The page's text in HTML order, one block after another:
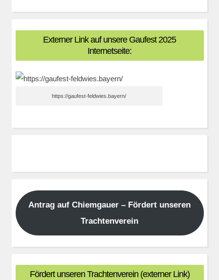
Externer Link auf unsere Gaufest 2025
Internetseite:
https://gaufest-feldwies.bayern/
Antrag auf Chiemgauer – Fördert unseren
Trachtenverein
Fördert unseren Trachtenverein (externer Link)